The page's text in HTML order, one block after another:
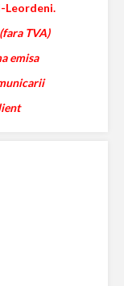
Leordeni.
TVA)
emisa